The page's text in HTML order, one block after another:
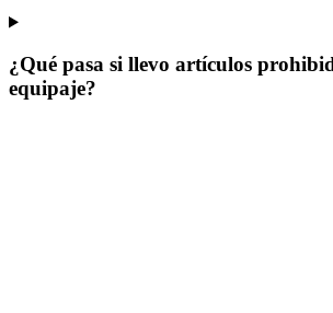
¿Qué pasa si llevo artículos
equipaje?